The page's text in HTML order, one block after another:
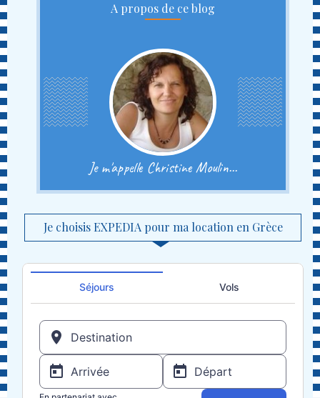
A propos de ce blog
Je m'appelle Christine Moulin...
Je choisis EXPEDIA pour ma location en Grèce